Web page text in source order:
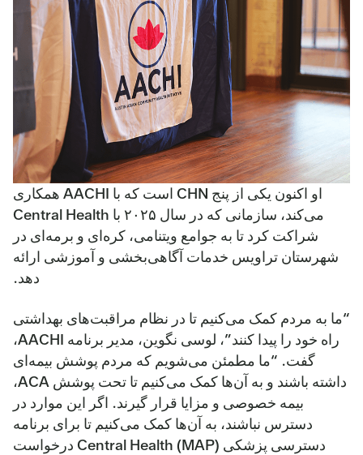
او اکنون یکی از پنج CHN است که با AACHI همکاری
می‌کند، سازمانی که در سال ۲۰۲۵ با Central Health
شراکت کرد تا به جوامع ویتنامی، کره‌ای و برمه‌ای در
شهرستان تراویس خدمات آگاهی‌بخشی و آموزشی ارائه
دهد.
“ما به مردم کمک می‌کنیم تا در نظام مراقبت‌های بهداشتی
راه خود را پیدا کنند”، لوسی نگوین، مدیر برنامه AACHI،
گفت. “ما مطمئن می‌شویم که مردم پوشش بیمه‌ای
داشته باشند و به آن‌ها کمک می‌کنیم تا تحت پوشش ACA،
بیمه خصوصی و مزایا قرار گیرند. اگر این موارد در
دسترس نباشند، به آن‌ها کمک می‌کنیم تا برای برنامه
دسترسی پزشکی Central Health (MAP) درخواست